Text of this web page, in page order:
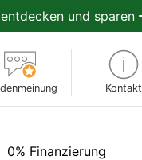
entdecken und sparen
Kontakt
0% Finanzierung